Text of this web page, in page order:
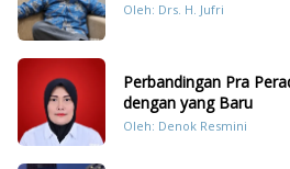
Oleh: Drs. H. Jufri
Perbandingan Pra
dengan yang Baru
Oleh: Denok Resmini